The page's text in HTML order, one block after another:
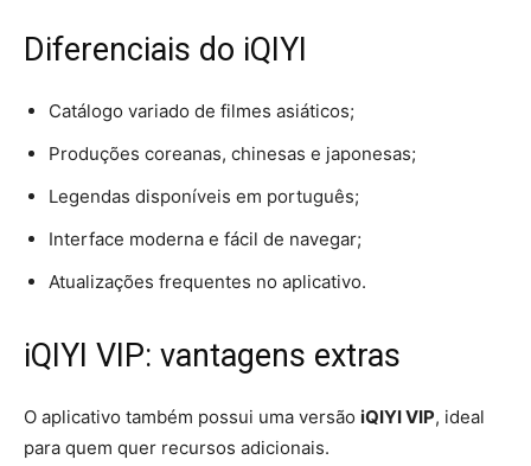
Diferenciais do iQIYI
Catálogo variado de filmes asiáticos;
Produções coreanas, chinesas e japonesas;
Legendas disponíveis em português;
Interface moderna e fácil de navegar;
Atualizações frequentes no aplicativo.
iQIYI VIP: vantagens extras
O aplicativo também possui uma versão iQIYI VIP, ideal
para quem quer recursos adicionais.